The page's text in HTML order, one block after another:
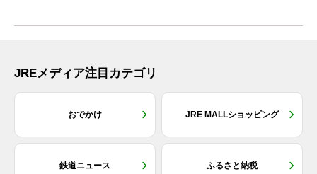
JREメディア注目カテゴリ
おでかけ JRE MALLショッピング
鉄道ニュース ふるさと納税